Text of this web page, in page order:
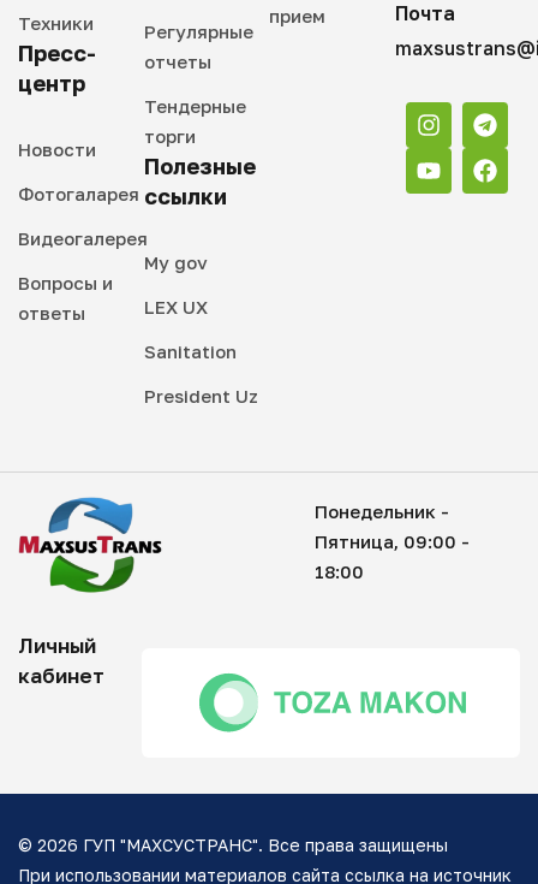
Техники
Пресс-
центр
Новости
Фотогаларея
Видеогалерея
Вопросы и
ответы
Регулярные
отчеты
Тендерные
торги
Полезные
ссылки
My gov
LEX UX
Sanitation
President Uz
прием
Почта
Понедельник -
Пятница, 09:00 -
18:00
Личный
кабинет
© 2026 ГУП "МАХСУСТРАНС". Все права защищены
При использовании материалов сайта ссылка на источник